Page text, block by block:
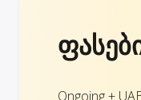
Ongoing +